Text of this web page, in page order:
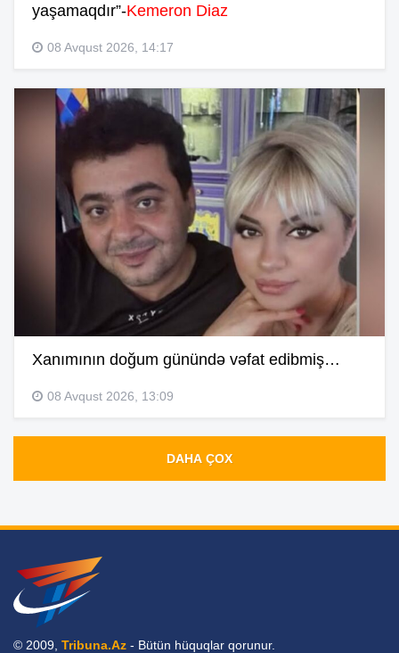
yaşamaqdır”-Kemeron Diaz
08 Avqust 2026, 14:17
Xanımının doğum günündə vəfat edibmiş…
08 Avqust 2026, 13:09
DAHA ÇOX
© 2009, Tribuna.Az - Bütün hüquqlar qorunur.